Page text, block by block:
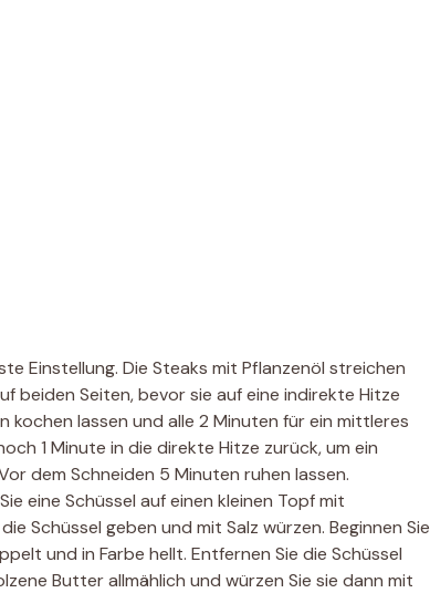
Einstellung. Die Steaks mit Pflanzenöl streichen
beiden Seiten, bevor sie auf eine indirekte Hitze
kochen lassen und alle 2 Minuten für ein mittleres
1 Minute in die direkte Hitze zurück, um ein
dem Schneiden 5 Minuten ruhen lassen.
eine Schüssel auf einen kleinen Topf mit
Schüssel geben und mit Salz würzen. Beginnen Sie
und in Farbe hellt. Entfernen Sie die Schüssel
Butter allmählich und würzen Sie sie dann mit